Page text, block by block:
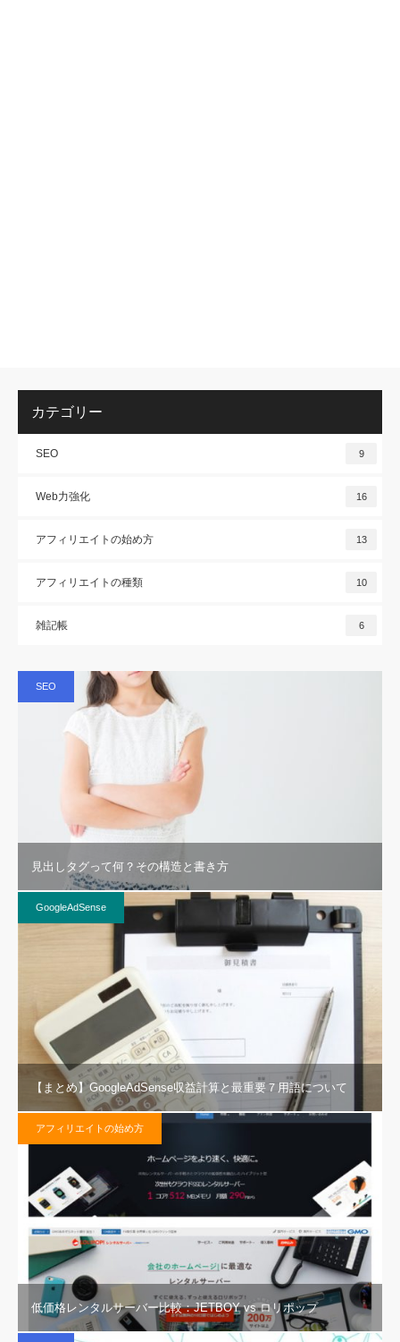
カテゴリー
SEO 9
Web力強化 16
アフィリエイトの始め方 13
アフィリエイトの種類 10
雑記帳 6
SEO
見出しタグって何？その構造と書き方
GoogleAdSense
【まとめ】GoogleAdSense収益計算と最重要７用語について
アフィリエイトの始め方
低価格レンタルサーバー比較：JETBOY vs ロリポップ